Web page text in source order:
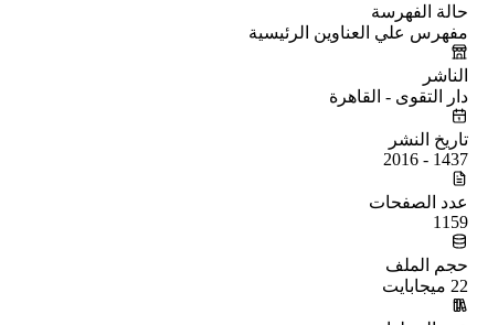
حالة الفهرسة
مفهرس علي العناوين الرئيسية
الناشر
دار التقوى - القاهرة
تاريخ النشر
1437 - 2016
عدد الصفحات
1159
حجم الملف
22 ميجابايت